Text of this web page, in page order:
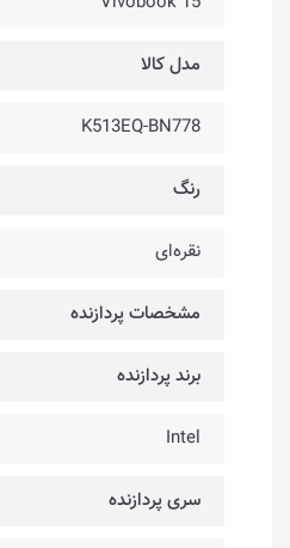
مدل کالا
K513EQ-BN778
رنگ
نقره‌ای
مشخصات پردازنده
برند پردازنده
Intel
سری پردازنده